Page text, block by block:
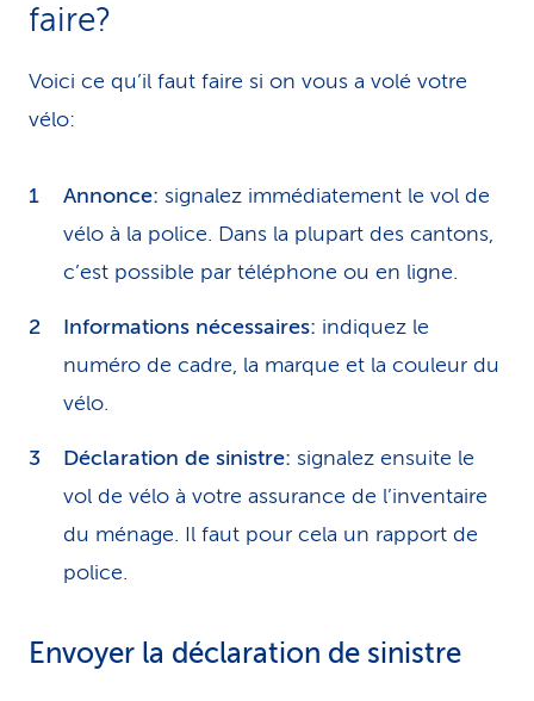
faire?
Voici ce qu’il faut faire si on vous a volé votre
vélo:
Annonce: signalez immédiatement le vol de
vélo à la police. Dans la plupart des cantons,
c’est possible par téléphone ou en ligne.
Informations nécessaires: indiquez le
numéro de cadre, la marque et la couleur du
vélo.
Déclaration de sinistre: signalez ensuite le
vol de vélo à votre assurance de l’inventaire
du ménage. Il faut pour cela un rapport de
police.
Envoyer la déclaration de sinistre